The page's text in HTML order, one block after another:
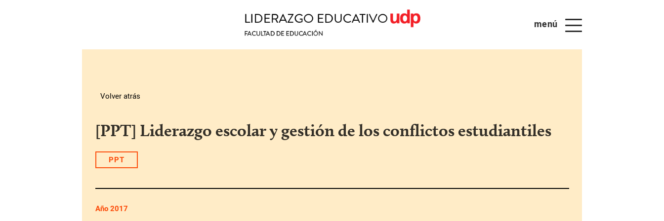
menú
Volver atrás
[PPT] Liderazgo escolar y gestión de los conflictos estudiantiles
PPT
Año 2017